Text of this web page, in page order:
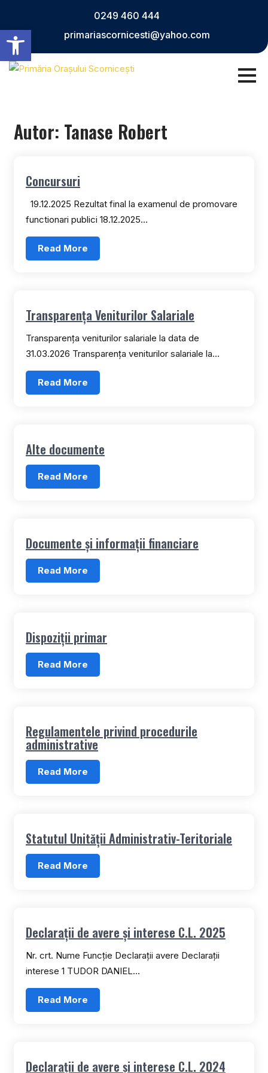
content
0249 460 444
primariascornicesti@yahoo.com
Autor: Tanase Robert
Concursuri
19.12.2025 Rezultat final la examenul de promovare
functionari publici 18.12.2025…
Read More
Transparența Veniturilor Salariale
Transparența veniturilor salariale la data de
31.03.2026 Transparența veniturilor salariale la…
Read More
Alte documente
Read More
Documente și informații financiare
Read More
Dispoziții primar
Read More
Regulamentele privind procedurile
administrative
Read More
Statutul Unității Administrativ-Teritoriale
Read More
Declarații de avere și interese C.L. 2025
Nr. crt. Nume Funcție Declarații avere Declarații
interese 1 TUDOR DANIEL…
Read More
Declarații de avere și interese C.L. 2024
Deschide bara de unelte